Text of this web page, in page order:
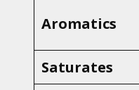
Aromatics
Saturates